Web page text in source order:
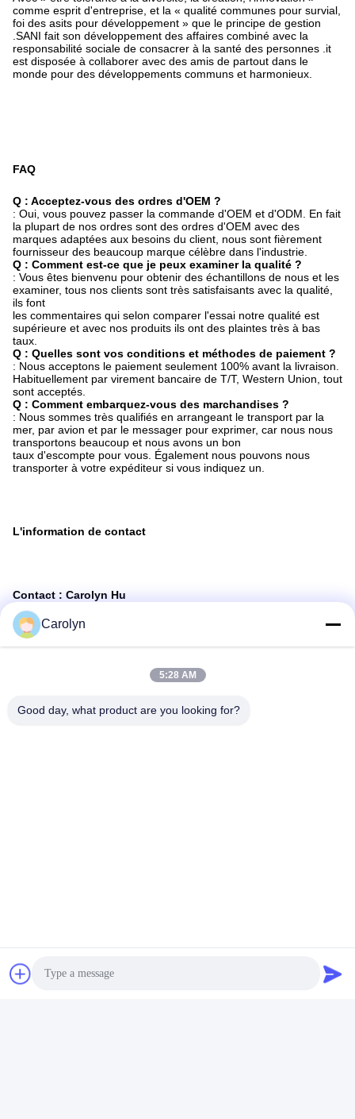
comme esprit d'entreprise, et la « qualité communes pour survial,
foi des asits pour développement » que le principe de gestion
.SANI fait son développement des affaires combiné avec la
responsabilité sociale de consacrer à la santé des personnes .it
est disposée à collaborer avec des amis de partout dans le
monde pour des développements communs et harmonieux.
FAQ
Q : Acceptez-vous des ordres d'OEM ?
: Oui, vous pouvez passer la commande d'OEM et d'ODM. En fait
la plupart de nos ordres sont des ordres d'OEM avec des
marques adaptées aux besoins du client, nous sont fièrement
fournisseur des beaucoup marque célèbre dans l'industrie.
Q : Comment est-ce que je peux examiner la qualité ?
: Vous êtes bienvenu pour obtenir des échantillons de nous et les
examiner, tous nos clients sont très satisfaisants avec la qualité,
ils font
les commentaires qui selon comparer l'essai notre qualité est
supérieure et avec nos produits ils ont des plaintes très à bas
taux.
Q : Quelles sont vos conditions et méthodes de paiement ?
: Nous acceptons le paiement seulement 100% avant la livraison.
Habituellement par virement bancaire de T/T, Western Union, tout
sont acceptés.
Q : Comment embarquez-vous des marchandises ?
: Nous sommes très qualifiés en arrangeant le transport par la
mer, par avion et par le messager pour exprimer, car nous nous
transportons beaucoup et nous avons un bon
taux d'escompte pour vous. Également nous pouvons nous
transporter à votre expéditeur si vous indiquez un.
L'information de contact
Contact : Carolyn Hu
Whatsapp/téléphone : +86 18782084609
Contactez rapidement
Carolyn
5:28 AM
Good day, what product are you looking for?